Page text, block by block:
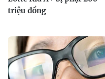
triệu đồng